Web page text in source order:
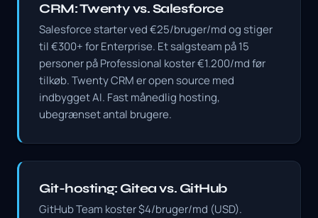
CRM: Twenty vs. Salesforce
Salesforce starter ved €25/bruger/md og stiger
til €300+ for Enterprise. Et salgsteam på 15
personer på Professional koster €1.200/md før
tilkøb. Twenty CRM er open source med
indbygget AI. Fast månedlig hosting,
ubegrænset antal brugere.
Git-hosting: Gitea vs. GitHub
GitHub Team koster $4/bruger/md (USD).